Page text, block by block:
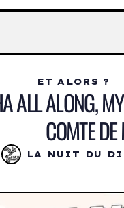
ET ALORS ?
ALL ALONG,
COMTE
LA NUIT DU